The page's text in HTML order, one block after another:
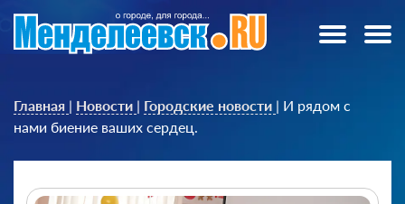
Главная | Новости | Городские новости | И рядом с
нами биение ваших сердец.